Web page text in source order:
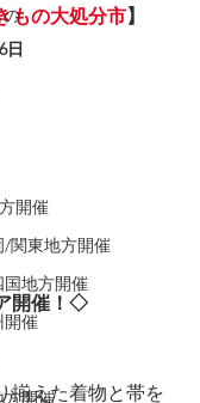
の
開催
関東地方開催
地方開催
開催
開催
もの大処分市】
日
開催！◇
揃えた着物と帯を